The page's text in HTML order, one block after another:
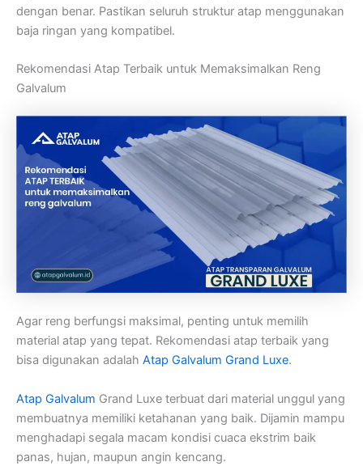
dengan benar. Pastikan seluruh struktur atap menggunakan
baja ringan yang kompatibel.
Rekomendasi Atap Terbaik untuk Memaksimalkan Reng
Galvalum
Agar reng berfungsi maksimal, penting untuk memilih
material atap yang tepat. Rekomendasi atap terbaik yang
bisa digunakan adalah Atap Galvalum Grand Luxe.
Atap Galvalum Grand Luxe terbuat dari material unggul yang
membuatnya memiliki ketahanan yang baik. Dijamin mampu
menghadapi segala macam kondisi cuaca ekstrim baik
panas, hujan, maupun angin kencang.